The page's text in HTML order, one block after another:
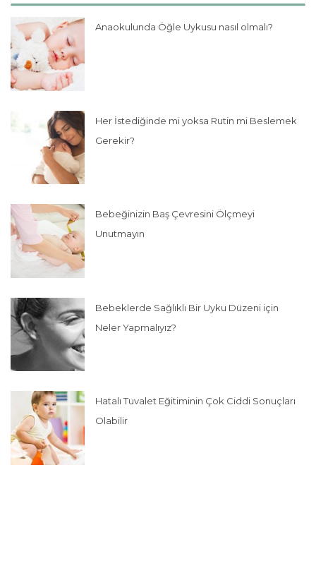
Anaokulunda Öğle Uykusu nasıl olmalı?
Her İstediğinde mi yoksa Rutin mi Beslemek
Gerekir?
Bebeğinizin Baş Çevresini Ölçmeyi
Unutmayın
Bebeklerde Sağlıklı Bir Uyku Düzeni için
Neler Yapmalıyız?
Hatalı Tuvalet Eğitiminin Çok Ciddi Sonuçları
Olabilir